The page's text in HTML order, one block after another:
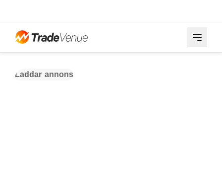
Laddar annons